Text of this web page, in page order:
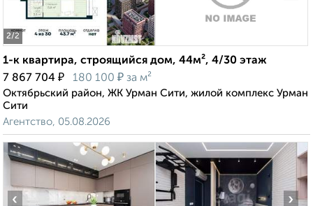
2/2
1-к квартира, строящийся дом, 44м², 4/30 этаж
7 867 704 ₽ 180 100 ₽ за м²
Октябрьский район, ЖК Урман Сити, жилой комплекс Урман
Сити
Агентство, 05.08.2026
‹ ›